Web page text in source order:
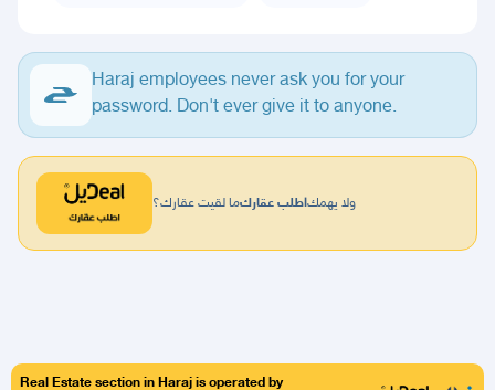
Haraj employees never ask you for your
password. Don't ever give it to anyone.
ما لقيت عقارك؟اطلب عقاركولا يهمك
Real Estate section in Haraj is operated by